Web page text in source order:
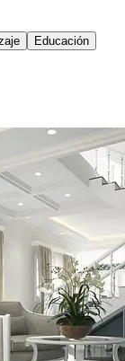
Educación